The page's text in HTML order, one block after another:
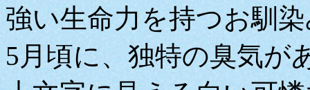
強い生命力を持つお馴
5月頃に、独特の臭気が